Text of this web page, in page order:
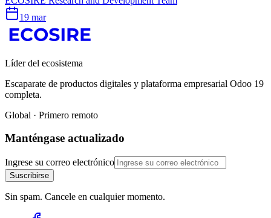
19 mar
Líder del ecosistema
Escaparate de productos digitales y plataforma empresarial Odoo 19
completa.
Global · Primero remoto
Manténgase actualizado
Ingrese su correo electrónico
Suscribirse
Sin spam. Cancele en cualquier momento.